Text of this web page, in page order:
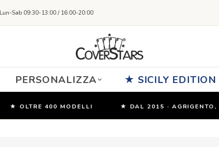
Lun-Sab 09:30-13:00 / 16:00-20:00
PERSONALIZZA ★ SICILY EDITION
OLTRE 400 MODELLI ★ DAL 2015 · AGRIGENTO,